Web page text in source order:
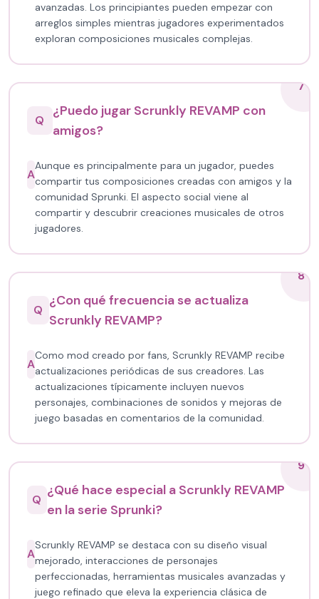
avanzadas. Los principiantes pueden empezar con
arreglos simples mientras jugadores experimentados
exploran composiciones musicales complejas.
7
Q
¿Puedo jugar Scrunkly REVAMP con
amigos?
A
Aunque es principalmente para un jugador, puedes
compartir tus composiciones creadas con amigos y la
comunidad Sprunki. El aspecto social viene al
compartir y descubrir creaciones musicales de otros
jugadores.
8
Q
¿Con qué frecuencia se actualiza
Scrunkly REVAMP?
A
Como mod creado por fans, Scrunkly REVAMP recibe
actualizaciones periódicas de sus creadores. Las
actualizaciones típicamente incluyen nuevos
personajes, combinaciones de sonidos y mejoras de
juego basadas en comentarios de la comunidad.
9
Q
¿Qué hace especial a Scrunkly REVAMP
en la serie Sprunki?
A
Scrunkly REVAMP se destaca con su diseño visual
mejorado, interacciones de personajes
perfeccionadas, herramientas musicales avanzadas y
juego refinado que eleva la experiencia clásica de